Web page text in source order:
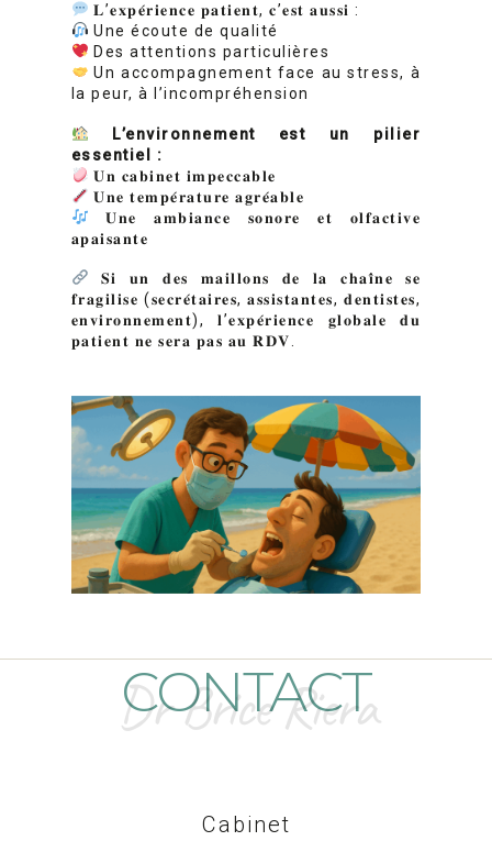
𝐋’𝐞𝐱𝐩𝐞́𝐫𝐢𝐞𝐧𝐜𝐞 𝐩𝐚𝐭𝐢𝐞𝐧𝐭, 𝐜’𝐞𝐬𝐭 𝐚𝐮𝐬𝐬𝐢 :
Une écoute de qualité
Des attentions particulières
Un accompagnement face au stress, à
la peur, à l’incompréhension
L’environnement est un pilier
essentiel :
𝐔𝐧 𝐜𝐚𝐛𝐢𝐧𝐞𝐭 𝐢𝐦𝐩𝐞𝐜𝐜𝐚𝐛𝐥𝐞
𝐔𝐧𝐞 𝐭𝐞𝐦𝐩𝐞́𝐫𝐚𝐭𝐮𝐫𝐞 𝐚𝐠𝐫𝐞́𝐚𝐛𝐥𝐞
𝐔𝐧𝐞 𝐚𝐦𝐛𝐢𝐚𝐧𝐜𝐞 𝐬𝐨𝐧𝐨𝐫𝐞 𝐞𝐭 𝐨𝐥𝐟𝐚𝐜𝐭𝐢𝐯𝐞
𝐚𝐩𝐚𝐢𝐬𝐚𝐧𝐭𝐞
𝐒𝐢 𝐮𝐧 𝐝𝐞𝐬 𝐦𝐚𝐢𝐥𝐥𝐨𝐧𝐬 𝐝𝐞 𝐥𝐚 𝐜𝐡𝐚𝐢̂𝐧𝐞 𝐬𝐞
𝐟𝐫𝐚𝐠𝐢𝐥𝐢𝐬𝐞 (𝐬𝐞𝐜𝐫𝐞́𝐭𝐚𝐢𝐫𝐞𝐬, 𝐚𝐬𝐬𝐢𝐬𝐭𝐚𝐧𝐭𝐞𝐬, 𝐝𝐞𝐧𝐭𝐢𝐬𝐭𝐞𝐬,
𝐞𝐧𝐯𝐢𝐫𝐨𝐧𝐧𝐞𝐦𝐞𝐧𝐭), 𝐥’𝐞𝐱𝐩𝐞́𝐫𝐢𝐞𝐧𝐜𝐞 𝐠𝐥𝐨𝐛𝐚𝐥𝐞 𝐝𝐮
𝐩𝐚𝐭𝐢𝐞𝐧𝐭 𝐧𝐞 𝐬𝐞𝐫𝐚 𝐩𝐚𝐬 𝐚𝐮 𝐑𝐃𝐕.
CONTACT
Dr Brice Riera
Cabinet